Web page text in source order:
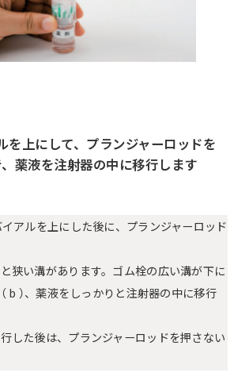
を上にして、プランジャーロッドを
薬液を注射器の中に移行します
イアルを上にした後に、プランジャーロッド
狭い溝があります。ゴム栓の広い溝が下に
b ）、薬液をしっかりと注射器の中に移行
した後は、プランジャーロッドを押さない